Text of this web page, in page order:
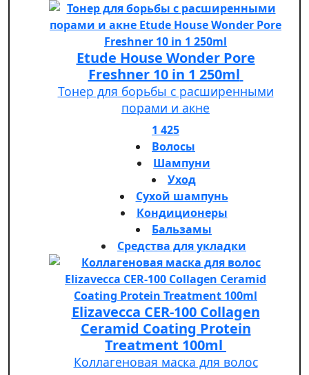
Etude House Wonder Pore
Freshner 10 in 1 250ml
Тонер для борьбы с расширенными
порами и акне
1 425
Волосы
Шампуни
Уход
Сухой шампунь
Кондиционеры
Бальзамы
Средства для укладки
Elizavecca CER-100 Collagen
Ceramid Coating Protein
Treatment 100ml
Коллагеновая маска для волос